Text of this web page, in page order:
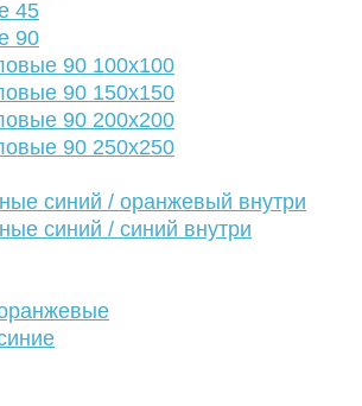
45
90
90 100х100
90 150х150
90 200х200
90 250х250
синий / оранжевый внутри
синий / синий внутри